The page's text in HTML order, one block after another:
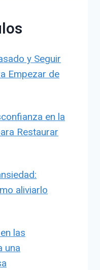
y Seguir
Empezar de
en la
Restaurar
aliviarlo
las
una